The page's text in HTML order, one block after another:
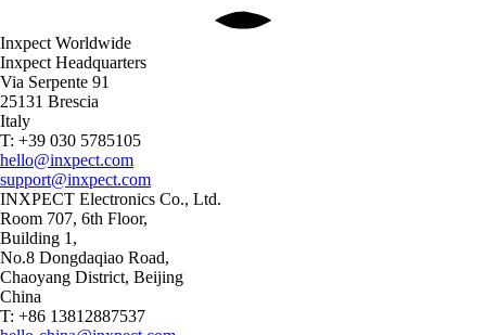
Inxpect Worldwide
Inxpect Headquarters
Via Serpente 91
25131 Brescia
Italy
T: +39 030 5785105
hello@inxpect.com
support@inxpect.com
INXPECT Electronics Co., Ltd.
Room 707, 6th Floor,
Building 1,
No.8 Dongdaqiao Road,
Chaoyang District, Beijing
China
T: +86 13812887537